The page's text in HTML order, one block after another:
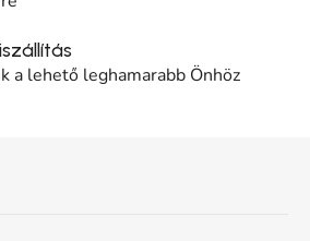
a lehető leghamarabb Önhöz